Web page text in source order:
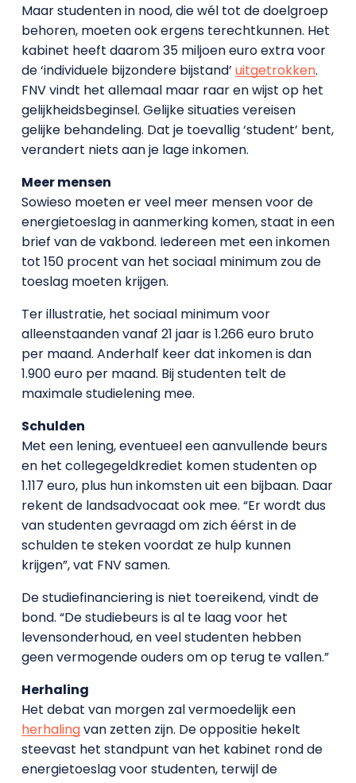
Maar studenten in nood, die wél tot de doelgroep
behoren, moeten ook ergens terechtkunnen. Het
kabinet heeft daarom 35 miljoen euro extra voor
de ‘individuele bijzondere bijstand’ uitgetrokken.
FNV vindt het allemaal maar raar en wijst op het
gelijkheidsbeginsel. Gelijke situaties vereisen
gelijke behandeling. Dat je toevallig ‘student’ bent,
verandert niets aan je lage inkomen.
Meer mensen
Sowieso moeten er veel meer mensen voor de
energietoeslag in aanmerking komen, staat in een
brief van de vakbond. Iedereen met een inkomen
tot 150 procent van het sociaal minimum zou de
toeslag moeten krijgen.
Ter illustratie, het sociaal minimum voor
alleenstaanden vanaf 21 jaar is 1.266 euro bruto
per maand. Anderhalf keer dat inkomen is dan
1.900 euro per maand. Bij studenten telt de
maximale studielening mee.
Schulden
Met een lening, eventueel een aanvullende beurs
en het collegegeldkrediet komen studenten op
1.117 euro, plus hun inkomsten uit een bijbaan. Daar
rekent de landsadvocaat ook mee. “Er wordt dus
van studenten gevraagd om zich éérst in de
schulden te steken voordat ze hulp kunnen
krijgen”, vat FNV samen.
De studiefinanciering is niet toereikend, vindt de
bond. “De studiebeurs is al te laag voor het
levensonderhoud, en veel studenten hebben
geen vermogende ouders om op terug te vallen.”
Herhaling
Het debat van morgen zal vermoedelijk een
herhalingvan zetten zijn. De oppositie hekelt
steevast het standpunt van het kabinet rond de
energietoeslag voor studenten, terwijl de